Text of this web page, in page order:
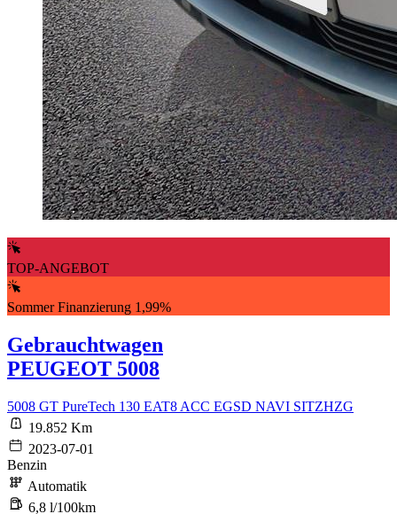
TOP-ANGEBOT
Sommer Finanzierung 1,99%
Gebrauchtwagen
PEUGEOT 5008
5008 GT PureTech 130 EAT8 ACC EGSD NAVI SITZHZG
19.852 Km
2023-07-01
Benzin
Automatik
6,8 l/100km